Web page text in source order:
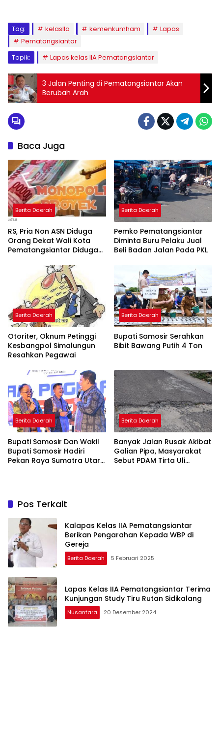
Tag: kelasIIa kemenkumham
Lapas
Pematangsiantar
Topik:
Lapas kelas IIA Pematangsiantar
3 Jalan Penting di Pematangsiantar Akan
Berubah Arah
Baca Juga
Berita Daerah
RS, Pria Non ASN Diduga
Orang Dekat Wali Kota
Pematangsiantar Diduga
Kontraktor
Berita Daerah
Pemko Pematangsiantar
Diminta Buru Pelaku Jual
Beli Badan Jalan Pada PKL
Berita Daerah
Otoriter, Oknum Petinggi
Kesbangpol Simalungun
Resahkan Pegawai
Berita Daerah
Bupati Samosir Serahkan
Bibit Bawang Putih 4 Ton
Berita Daerah
Bupati Samosir Dan Wakil
Bupati Samosir Hadiri
Pekan Raya Sumatra Utara
Berita Daerah
Banyak Jalan Rusak Akibat
Galian Pipa, Masyarakat
Sebut PDAM Tirta Uli
Pos Terkait
Kalapas Kelas IIA Pematangsiantar
Berikan Pengarahan Kepada WBP di
Gereja
Berita Daerah 5 Februari 2025
Lapas Kelas IIA Pematangsiantar Terima
Kunjungan Study Tiru Rutan Sidikalang
Nusantara 20 Desember 2024